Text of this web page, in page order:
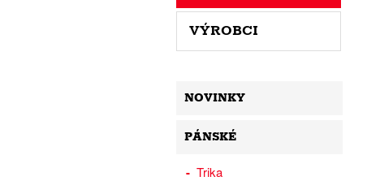
VÝROBCI
NOVINKY
PÁNSKÉ
Trika